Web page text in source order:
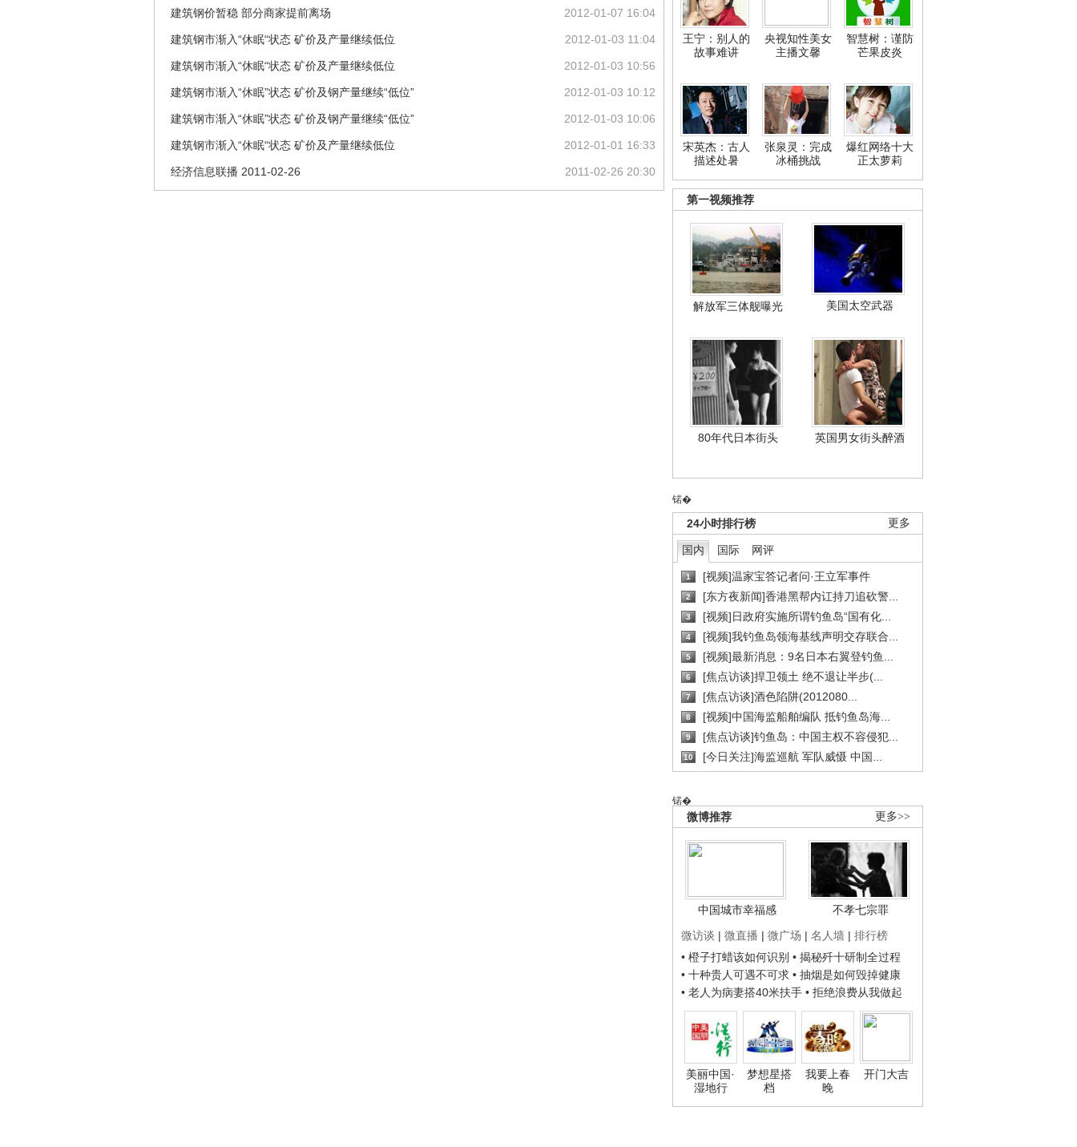
王宁：别人的
故事难讲
央视知性美女
主播文馨
智慧树：谨防
芒果皮炎
宋英杰：古人
描述处暑
张泉灵：完成
冰桶挑战
爆红网络十大
正太萝莉
第一视频推荐
解放军三体舰曝光 美国太空武器
80年代日本街头 英国男女街头醉酒
锘�
更多
24小时排行榜
国内 国际 网评
1 [视频]温家宝答记者问·王立军事件
2 [东方夜新闻]香港黑帮内讧持刀追砍警...
3 [视频]日政府实施所谓钓鱼岛“国有化...
4 [视频]我钓鱼岛领海基线声明交存联合...
5 [视频]最新消息：9名日本右翼登钓鱼...
6 [焦点访谈]捍卫领土 绝不退让半步(...
7 [焦点访谈]酒色陷阱(2012080...
8 [视频]中国海监船舶编队 抵钓鱼岛海...
9 [焦点访谈]钓鱼岛：中国主权不容侵犯...
10 [今日关注]海监巡航 军队威慑 中国...
锘�
更多>>
微博推荐
中国城市幸福感
不孝七宗罪
微访谈 | 微直播 | 微广场 | 名人墙 | 排行榜
• 橙子打蜡该如何识别 • 揭秘歼十研制全过程
• 十种贵人可遇不可求 • 抽烟是如何毁掉健康
• 老人为病妻搭40米扶手 • 拒绝浪费从我做起
美丽中国·
湿地行
梦想星搭
档
我要上春
晚
开门大吉
2012-01-07 16:04
建筑钢价暂稳 部分商家提前离场
2012-01-03 11:04
建筑钢市渐入“休眠“状态 矿价及产量继续低位
2012-01-03 10:56
建筑钢市渐入“休眠“状态 矿价及产量继续低位
2012-01-03 10:12
建筑钢市渐入“休眠”状态 矿价及钢产量继续“低位”
2012-01-03 10:06
建筑钢市渐入“休眠”状态 矿价及钢产量继续“低位”
2012-01-01 16:33
建筑钢市渐入“休眠“状态 矿价及产量继续低位
2011-02-26 20:30
经济信息联播 2011-02-26